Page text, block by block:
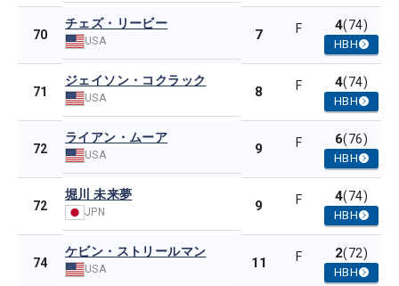
70
チェズ・リービー
USA 7 F 4(74)
HBH
71
ジェイソン・コクラック
USA 8 F 4(74)
HBH
72
ライアン・ムーア
USA 9 F 6(76)
HBH
72
堀川 未来夢
JPN 9 F 4(74)
HBH
74
ケビン・ストリールマン
USA 11 F 2(72)
HBH